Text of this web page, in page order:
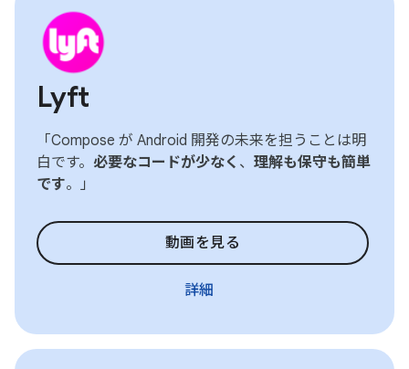
Lyft
「Compose が Android 開発の未来を担うことは明
白です。 必要なコードが少なく 、 理解も保守も簡単
です。」
動画を見る
詳細